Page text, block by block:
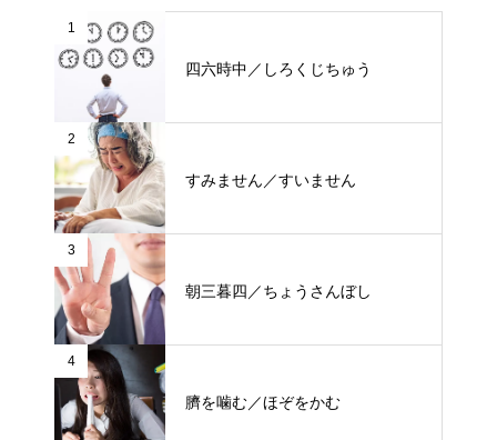
1
四六時中／しろくじちゅう
2
すみません／すいません
3
朝三暮四／ちょうさんぼし
4
臍を噛む／ほぞをかむ